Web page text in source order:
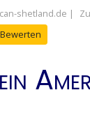
shetland.de